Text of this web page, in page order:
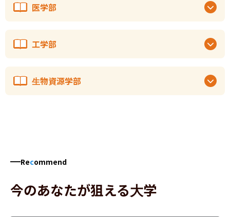
医学部
工学部
生物資源学部
Recommend
今のあなたが狙える大学